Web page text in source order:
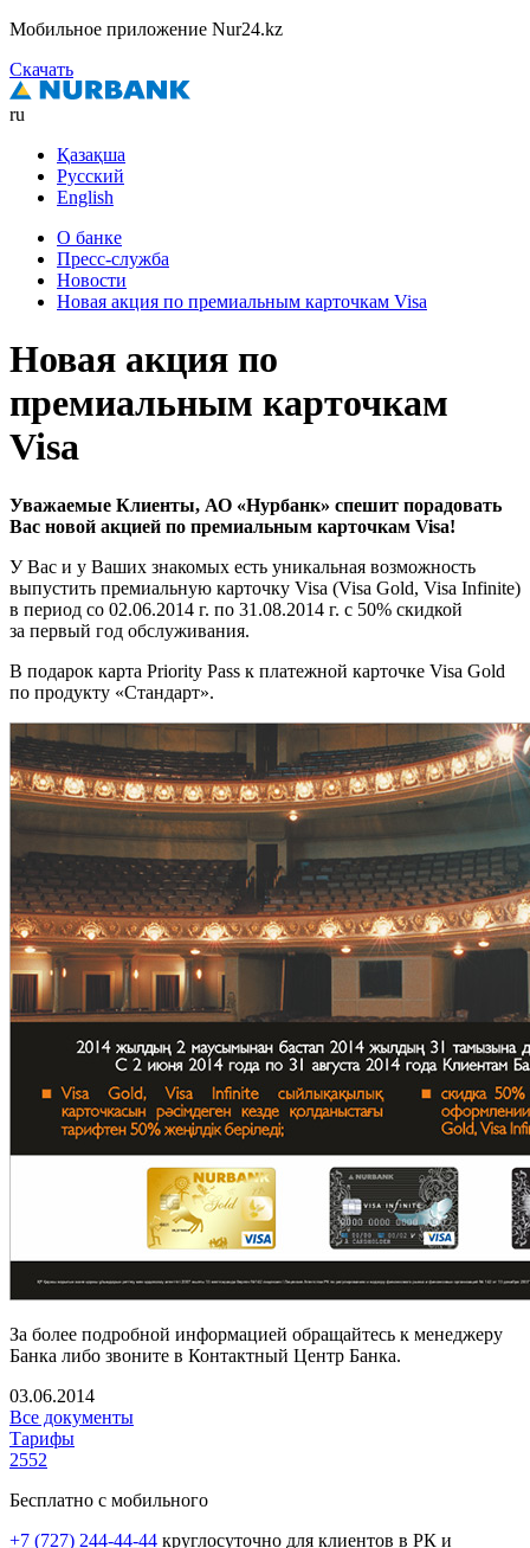
Мобильное приложение Nur24.kz
Скачать
ru
Қазақша
Русский
English
О банке
Пресс-служба
Новости
Новая акция по премиальным карточкам Visa
Новая акция по
премиальным карточкам
Visa
Уважаемые Клиенты, АО «Нурбанк» спешит порадовать
Вас новой акцией по премиальным карточкам Visa!
У Вас и у Ваших знакомых есть уникальная возможность
выпустить премиальную карточку Visa (Visa Gold, Visa Infinite)
в период со 02.06.2014 г. по 31.08.2014 г. с 50% скидкой
за первый год обслуживания.
В подарок карта Priority Pass к платежной карточке Visa Gold
по продукту «Стандарт».
За более подробной информацией обращайтесь к менеджеру
Банка либо звоните в Контактный Центр Банка.
03.06.2014
Все документы
Тарифы
2552
Бесплатно с мобильного
+7 (727) 244-44-44 круглосуточно для клиентов в РК и